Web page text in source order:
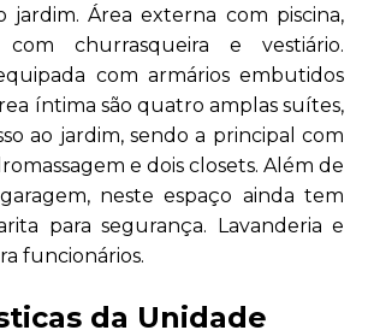
jardim. Área externa com piscina,
churrasqueira e vestiário.
com armários embutidos
íntima são quatro amplas suítes,
ao jardim, sendo a principal com
e dois closets. Além de
neste espaço ainda tem
para segurança. Lavanderia e
funcionários.
da Unidade